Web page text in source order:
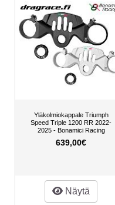
Yläkolmiokappale Triumph
Speed Triple 1200 RR 2022-
2025 - Bonamici Racing
639,00€
Näytä